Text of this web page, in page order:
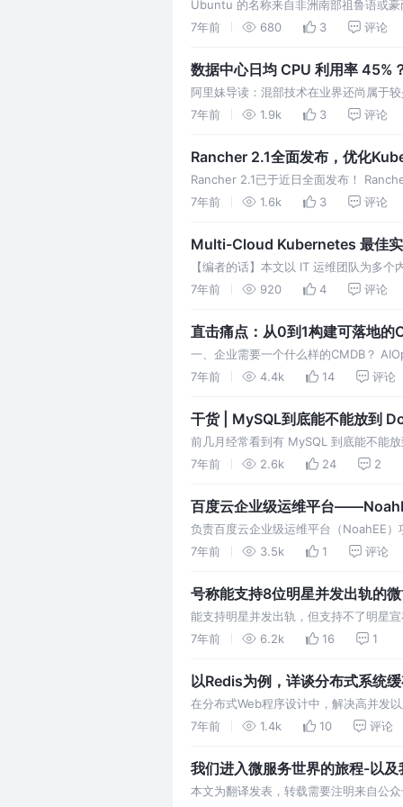
Ubuntu 的名称来自非洲南部祖鲁语或
是因为大家的存在”。 继今年4月发布
7年前 680 3 评论
数据中心日均 CPU 利用率 45%
阿里妹导读：混部技术在业界还尚属于
出其可观的技术红利。今天，阿里系统
7年前 1.9k 3 评论
Rancher 2.1全面发布，优化
Rancher 2.1已于近日全面发布！
产品Rancher 2.0——开源的企业级
7年前 1.6k 3 评论
Multi-Cloud Kubernetes 最佳
【编者的话】本文以 IT 运维团队为多
multi-cloud 策略时需要考虑的因素及解
7年前 920 4 评论
直击痛点：从0到1构建可落地的
一、企业需要一个什么样的CMDB？
的组成部分就是配置管理数据库（
7年前 4.4k 14 评论
干货 | MySQL到底能不能放到
前几月经常看到有 MySQL 到底能不能
说了一大堆，说对的思想也很明确。大
7年前 2.6k 24 2
百度云企业级运维平台
负责百度云企业级运维平台（NoahEE
划与设计产品并驱动团队将内部技术形
7年前 3.5k 1 评论
号称能支持8位明星并发出轨的
能支持明星并发出轨，但支持不了明星
证，宣布婚讯。 作为当红花旦和帅哥，
7年前 6.2k 16 1
以Redis为例，详谈分布式系统
在分布式Web程序设计中，解决高并发
CPU的各级缓存。如今的业务规模稍大
7年前 1.4k 10 评论
我们进入微服务世界的旅程-以
本文为翻译发表，转载需要注明来自公